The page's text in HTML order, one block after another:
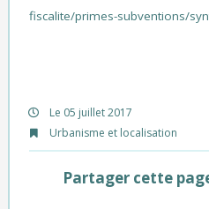
fiscalite/primes-subventions/
Le 05 juillet 2017
Urbanisme et localisation
Partager cette